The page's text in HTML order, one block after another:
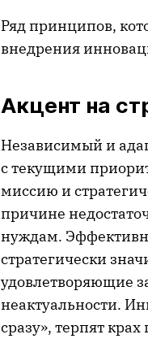
Ряд принципов,
внедрения
Акцент на
Независимый и
с текущими
миссию и
причине
нуждам.
стратегически
удовлетворяющие
неактуальности.
сразу», терпят